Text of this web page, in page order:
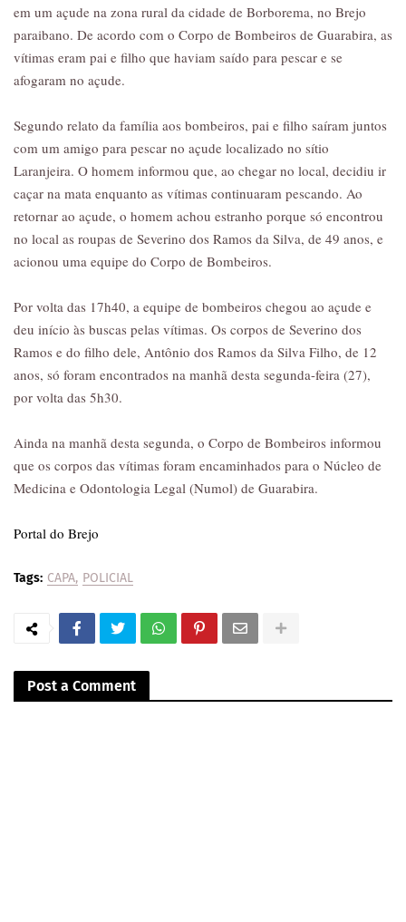
em um açude na zona rural da cidade de Borborema, no Brejo
paraibano. De acordo com o Corpo de Bombeiros de Guarabira, as
vítimas eram pai e filho que haviam saído para pescar e se
afogaram no açude.
Segundo relato da família aos bombeiros, pai e filho saíram juntos
com um amigo para pescar no açude localizado no sítio
Laranjeira. O homem informou que, ao chegar no local, decidiu ir
caçar na mata enquanto as vítimas continuaram pescando. Ao
retornar ao açude, o homem achou estranho porque só encontrou
no local as roupas de Severino dos Ramos da Silva, de 49 anos, e
acionou uma equipe do Corpo de Bombeiros.
Por volta das 17h40, a equipe de bombeiros chegou ao açude e
deu início às buscas pelas vítimas. Os corpos de Severino dos
Ramos e do filho dele, Antônio dos Ramos da Silva Filho, de 12
anos, só foram encontrados na manhã desta segunda-feira (27),
por volta das 5h30.
Ainda na manhã desta segunda, o Corpo de Bombeiros informou
que os corpos das vítimas foram encaminhados para o Núcleo de
Medicina e Odontologia Legal (Numol) de Guarabira.
Portal do Brejo
Tags: CAPA POLICIAL
Post a Comment